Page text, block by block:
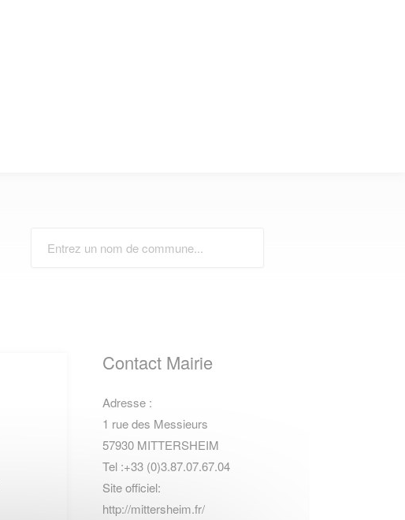
Contact Mairie
Adresse :
1 rue des Messieurs
57930 MITTERSHEIM
Tel :+33 (0)3.87.07.67.04
Site officiel:
http://mittersheim.fr/